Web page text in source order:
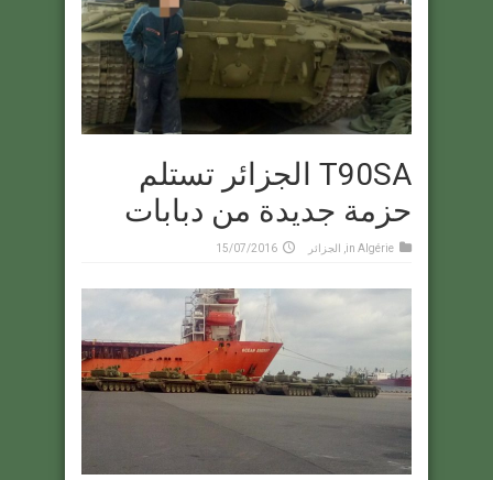
T90SA الجزائر تستلم
حزمة جديدة من دبابات
in Algérie الجزائر 15/07/2016